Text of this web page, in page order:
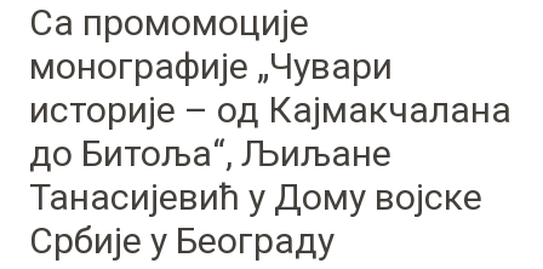
Са промомоције
монографије „Чувари
историје – од Кајмакчалана
до Битоља“, Љиљане
Танасијевић у Дому војске
Србије у Београду